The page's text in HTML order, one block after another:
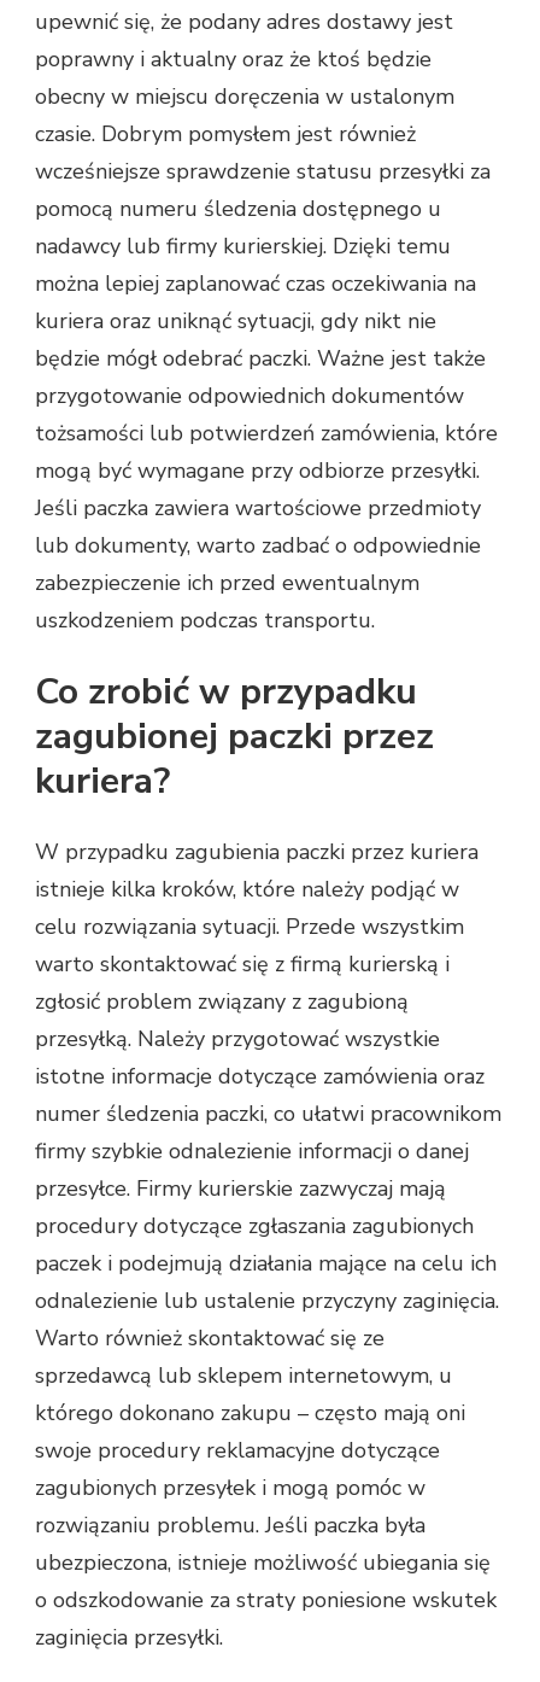
upewnić się, że podany adres dostawy jest
poprawny i aktualny oraz że ktoś będzie
obecny w miejscu doręczenia w ustalonym
czasie. Dobrym pomysłem jest również
wcześniejsze sprawdzenie statusu przesyłki za
pomocą numeru śledzenia dostępnego u
nadawcy lub firmy kurierskiej. Dzięki temu
można lepiej zaplanować czas oczekiwania na
kuriera oraz uniknąć sytuacji, gdy nikt nie
będzie mógł odebrać paczki. Ważne jest także
przygotowanie odpowiednich dokumentów
tożsamości lub potwierdzeń zamówienia, które
mogą być wymagane przy odbiorze przesyłki.
Jeśli paczka zawiera wartościowe przedmioty
lub dokumenty, warto zadbać o odpowiednie
zabezpieczenie ich przed ewentualnym
uszkodzeniem podczas transportu.
Co zrobić w przypadku
zagubionej paczki przez
kuriera?
W przypadku zagubienia paczki przez kuriera
istnieje kilka kroków, które należy podjąć w
celu rozwiązania sytuacji. Przede wszystkim
warto skontaktować się z firmą kurierską i
zgłosić problem związany z zagubioną
przesyłką. Należy przygotować wszystkie
istotne informacje dotyczące zamówienia oraz
numer śledzenia paczki, co ułatwi pracownikom
firmy szybkie odnalezienie informacji o danej
przesyłce. Firmy kurierskie zazwyczaj mają
procedury dotyczące zgłaszania zagubionych
paczek i podejmują działania mające na celu ich
odnalezienie lub ustalenie przyczyny zaginięcia.
Warto również skontaktować się ze
sprzedawcą lub sklepem internetowym, u
którego dokonano zakupu – często mają oni
swoje procedury reklamacyjne dotyczące
zagubionych przesyłek i mogą pomóc w
rozwiązaniu problemu. Jeśli paczka była
ubezpieczona, istnieje możliwość ubiegania się
o odszkodowanie za straty poniesione wskutek
zaginięcia przesyłki.